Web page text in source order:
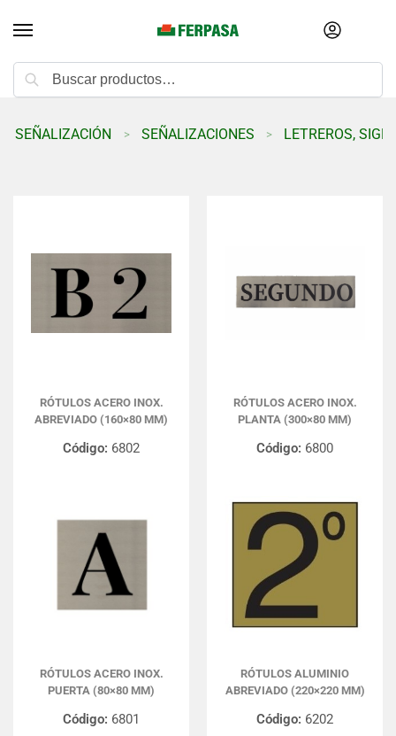
SEÑALIZACIÓN > SEÑALIZACIONES > LETREROS,
RÓTULOS ACERO INOX.
ABREVIADO (160×80 MM)
Código: 6802
RÓTULOS ACERO INOX.
PLANTA (300×80 MM)
Código: 6800
RÓTULOS ACERO INOX.
PUERTA (80×80 MM)
Código: 6801
RÓTULOS ALUMINIO
ABREVIADO (220×220 MM)
Código: 6202